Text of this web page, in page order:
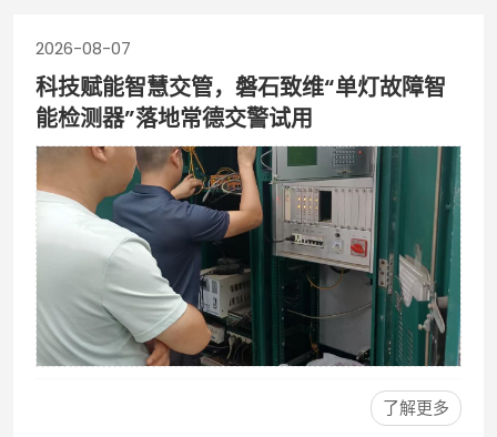
2026-08-07
科技赋能智慧交管，磐石致维“单灯故障智
能检测器”落地常德交警试用
了解更多